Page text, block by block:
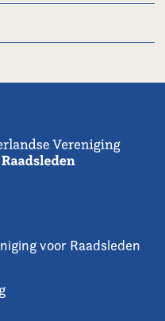
voor Raadsleden